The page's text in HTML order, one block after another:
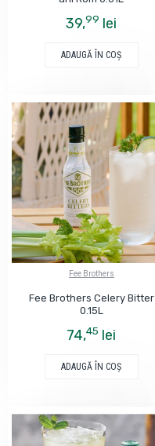
39,99 lei
ADAUGĂ ÎN COŞ
Fee Brothers
Fee Brothers Celery Bitter
0.15L
74,45 lei
ADAUGĂ ÎN COŞ